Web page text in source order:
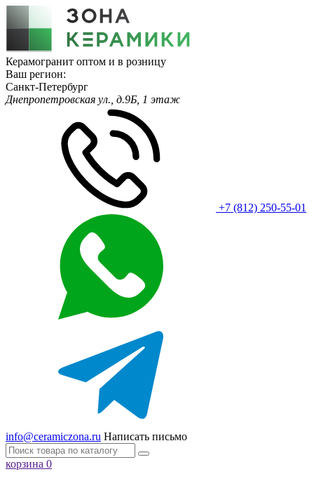
Керамогранит оптом и в розницу
Ваш регион:
Санкт-Петербург
Днепропетровская ул., д.9Б, 1 этаж
+7 (812) 250-55-01
info@ceramiczona.ru Написать письмо
корзина 0